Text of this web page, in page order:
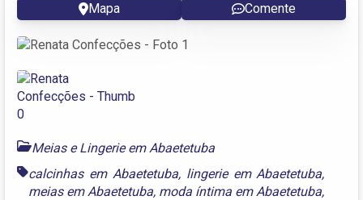
Mapa Comente
Meias e Lingerie em Abaetetuba
calcinhas em Abaetetuba, lingerie em Abaetetuba,
meias em Abaetetuba, moda íntima em Abaetetuba,